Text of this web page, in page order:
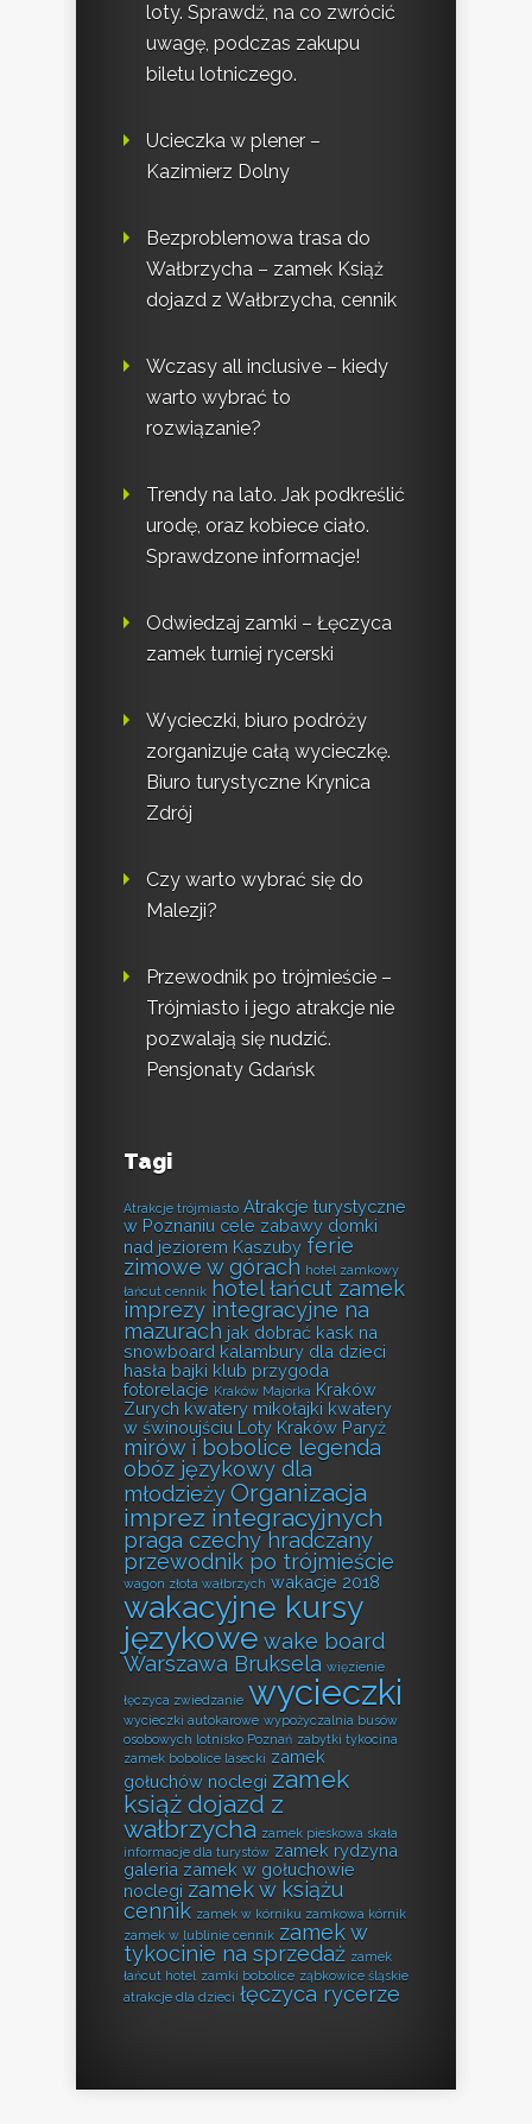
loty. Sprawdź, na co zwrócić
uwagę, podczas zakupu
biletu lotniczego.
Ucieczka w plener –
Kazimierz Dolny
Bezproblemowa trasa do
Wałbrzycha – zamek Książ
dojazd z Wałbrzycha, cennik
Wczasy all inclusive – kiedy
warto wybrać to
rozwiązanie?
Trendy na lato. Jak podkreślić
urodę, oraz kobiece ciało.
Sprawdzone informacje!
Odwiedzaj zamki – Łęczyca
zamek turniej rycerski
Wycieczki, biuro podróży
zorganizuje całą wycieczkę.
Biuro turystyczne Krynica
Zdrój
Czy warto wybrać się do
Malezji?
Przewodnik po trójmieście –
Trójmiasto i jego atrakcje nie
pozwalają się nudzić.
Pensjonaty Gdańsk
Tagi
Atrakcje trójmiasto Atrakcje turystyczne
w Poznaniu cele zabawy domki
nad jeziorem Kaszuby ferie
zimowe w górach hotel zamkowy
łańcut cennik hotel łańcut zamek
imprezy integracyjne na
mazurach jak dobrać kask na
snowboard kalambury dla dzieci
hasła bajki klub przygoda
fotorelacje Kraków Majorka Kraków
Zurych kwatery mikołajki kwatery
w świnoujściu Loty Kraków Paryż
mirów i bobolice legenda
obóz językowy dla
młodzieżyOrganizacja
imprez integracyjnych
praga czechy hradczany
przewodnik po trójmieście
wagon złota wałbrzych wakacje 2018
wakacyjne kursy
językowe wake board
Warszawa Bruksela więzienie
łęczyca zwiedzanie wycieczki
wycieczki autokarowe wypożyczalnia busów
osobowych lotnisko Poznań zabytki tykocina
zamek bobolice lasecki zamek
gołuchów noclegi zamek
książ dojazd z
wałbrzycha zamek pieskowa skała
informacje dla turystów zamek rydzyna
galeria zamek w gołuchowie
noclegi zamek w książu
cennik zamek w kórniku zamkowa kórnik
zamek w lublinie cennik zamek w
tykocinie na sprzedaż zamek
łańcut hotel zamki bobolice ząbkowice śląskie
atrakcje dla dzieci łęczyca rycerze